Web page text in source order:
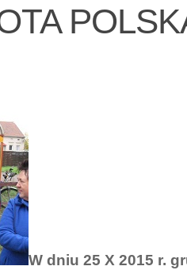
W dniu 25 X 2015 r.